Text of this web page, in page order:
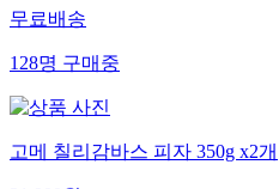
무료배송
128명구매중
고메 칠리감바스 피자 350g x2개